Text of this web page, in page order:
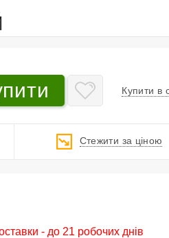
Купити в
Стежити за ціною
- до 21 робочих днів